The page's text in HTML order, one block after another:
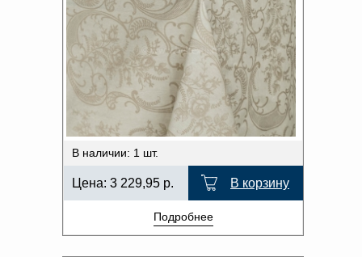
В наличии: 1 шт.
Цена: 3 229,95 р. В корзину
Подробнее